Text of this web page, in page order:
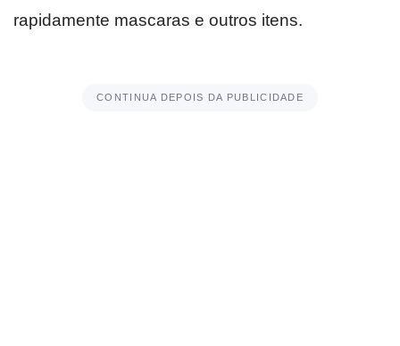
rapidamente mascaras e outros itens.
CONTINUA DEPOIS DA PUBLICIDADE